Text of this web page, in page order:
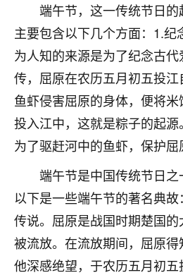
端午节，这一传统节日的
主要包含以下几个方面：1.纪
为人知的来源是为了纪念古
传，屈原在农历五月初五投
鱼虾侵害屈原的身体，便将米
投入江中，这就是粽子的起
为了驱赶河中的鱼虾，保护屈
端午节是中国传统节日之
以下是一些端午节的著名典
传说。屈原是战国时期楚国
被流放。在流放期间，屈原得
他深感绝望，于农历五月初
做完，我女儿跟变了个人一
大学，只要能安安稳稳的把
康康的我就很知足了！
鹿森：可怜天下父母心
3小时前 来自河北
付深
三个，找老师的时候是抱着
着我晋升有望，我半信半疑
太岁还有一个发钱粮，本来
后，我以为都没戏了，结果
职第一个就是我，职务无
3000，非常开心，无论如